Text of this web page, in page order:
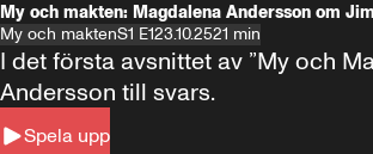
My och makten: Magdalena Andersson om
My och maktenS1 E123.10.2521 min
Spela upp
I det första avsnittet av ”My och
Andersson till svars.